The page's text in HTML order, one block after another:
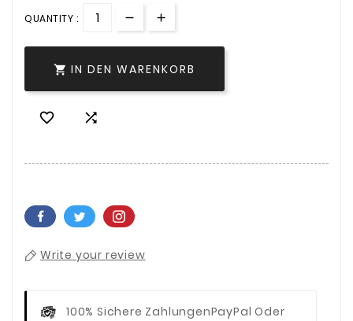
QUANTITY :
 IN DEN WARENKORB
 
Write your review
100% Sichere ZahlungenPayPal Oder